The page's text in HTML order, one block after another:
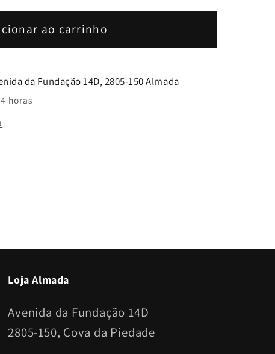
indisponívelindisponível
ao carrinho
da Fundação 14D, 2805-150 Almada
horas
Loja Almada
Avenida da Fundação 14D
2805-150, Cova da Piedade